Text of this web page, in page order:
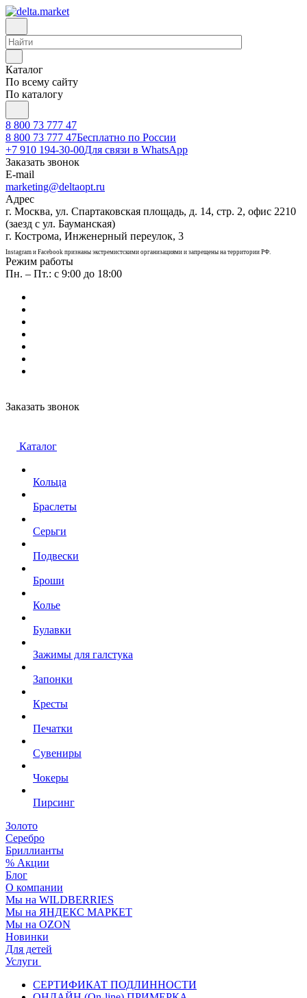
Каталог
По всему сайту
По каталогу
8 800 73 777 47
8 800 73 777 47Бесплатно по России
+7 910 194-30-00Для связи в WhatsApp
Заказать звонок
E-mail
marketing@deltaopt.ru
Адрес
г. Москва, ул. Спартаковская площадь, д. 14, стр. 2, офис 2210
(заезд с ул. Бауманская)
г. Кострома, Инженерный переулок, 3
Instagram и Facebook признаны экстремистскими организациями и запрещены на территории РФ.
Режим работы
Пн. – Пт.: с 9:00 до 18:00
Заказать звонок
Каталог
Кольца
Браслеты
Серьги
Подвески
Броши
Колье
Булавки
Зажимы для галстука
Запонки
Кресты
Печатки
Сувениры
Чокеры
Пирсинг
Золото
Серебро
Бриллианты
% Акции
Блог
О компании
Мы на WILDBERRIES
Мы на ЯНДЕКС МАРКЕТ
Мы на OZON
Новинки
Для детей
Услуги
СЕРТИФИКАТ ПОДЛИННОСТИ